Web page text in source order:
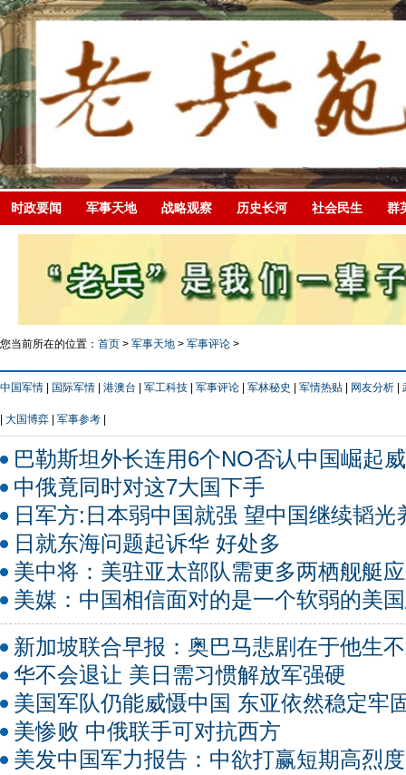
时政要闻 军事天地 战略观察 历史长河 社会民生 群
您当前所在的位置： 首页 > 军事天地 > 军事评论 >
中国军情 国际军情 港澳台 军工科技 军事评论 军林秘史 军情热贴 网友分析
大国博弈 军事参考
巴勒斯坦外长连用6个NO否认中国崛起
中俄竟同时对这7大国下手
日军方:日本弱中国就强 望中国继续韬光
日就东海问题起诉华 好处多
美中将：美驻亚太部队需更多两栖舰艇
美媒：中国相信面对的是一个软弱的美
新加坡联合早报：奥巴马悲剧在于他生
华不会退让 美日需习惯解放军强硬
美国军队仍能威慑中国 东亚依然稳定牢
美惨败 中俄联手可对抗西方
美发中国军力报告：中欲打赢短期高烈